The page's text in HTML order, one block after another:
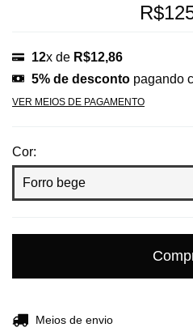
12x de R$12,86
5% de desconto pagando
VER MEIOS DE PAGAMENTO
Cor:
Entregas para o CEP:
Meios de envio